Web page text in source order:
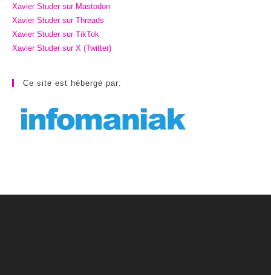
Xavier Studer sur Mastodon
Xavier Studer sur Threads
Xavier Studer sur TikTok
Xavier Studer sur X (Twitter)
Ce site est hébergé par: